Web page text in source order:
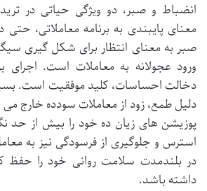
انضباط و صبر، دو ویژگی حیاتی در
معنای پایبندی به برنامه معاملاتی، حتی
صبر به معنای انتظار برای شکل گیری
ورود عجولانه به معاملات است. اجرای
دخالت احساسات، کلید موفقیت است.
دلیل طمع، زود از معاملات سودده خارج می
پوزیشن های زیان ده خود را بیش از حد
استرس و جلوگیری از فرسودگی نیز به
در بلندمدت سلامت روانی خود را حفظ
داشته باشد.